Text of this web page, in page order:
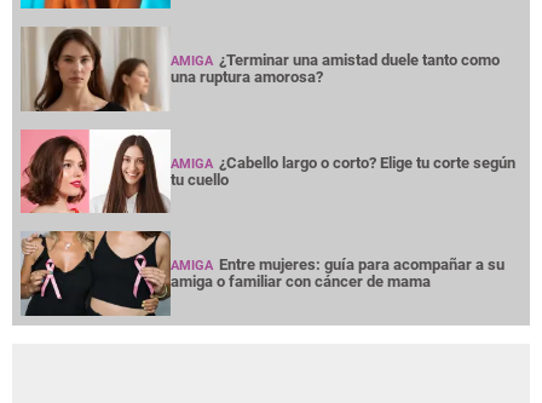
AMIGA ¿Terminar una amistad duele tanto como
una ruptura amorosa?
AMIGA ¿Cabello largo o corto? Elige tu corte según
tu cuello
AMIGA Entre mujeres: guía para acompañar a su
amiga o familiar con cáncer de mama